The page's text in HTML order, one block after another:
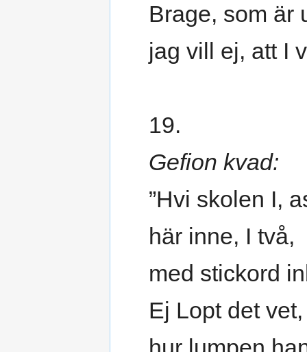
Brage, som är
jag vill ej, att I
19.
Gefion kvad:
”Hvi skolen I,
här inne, I två,
med stickord
Ej Lopt det vet,